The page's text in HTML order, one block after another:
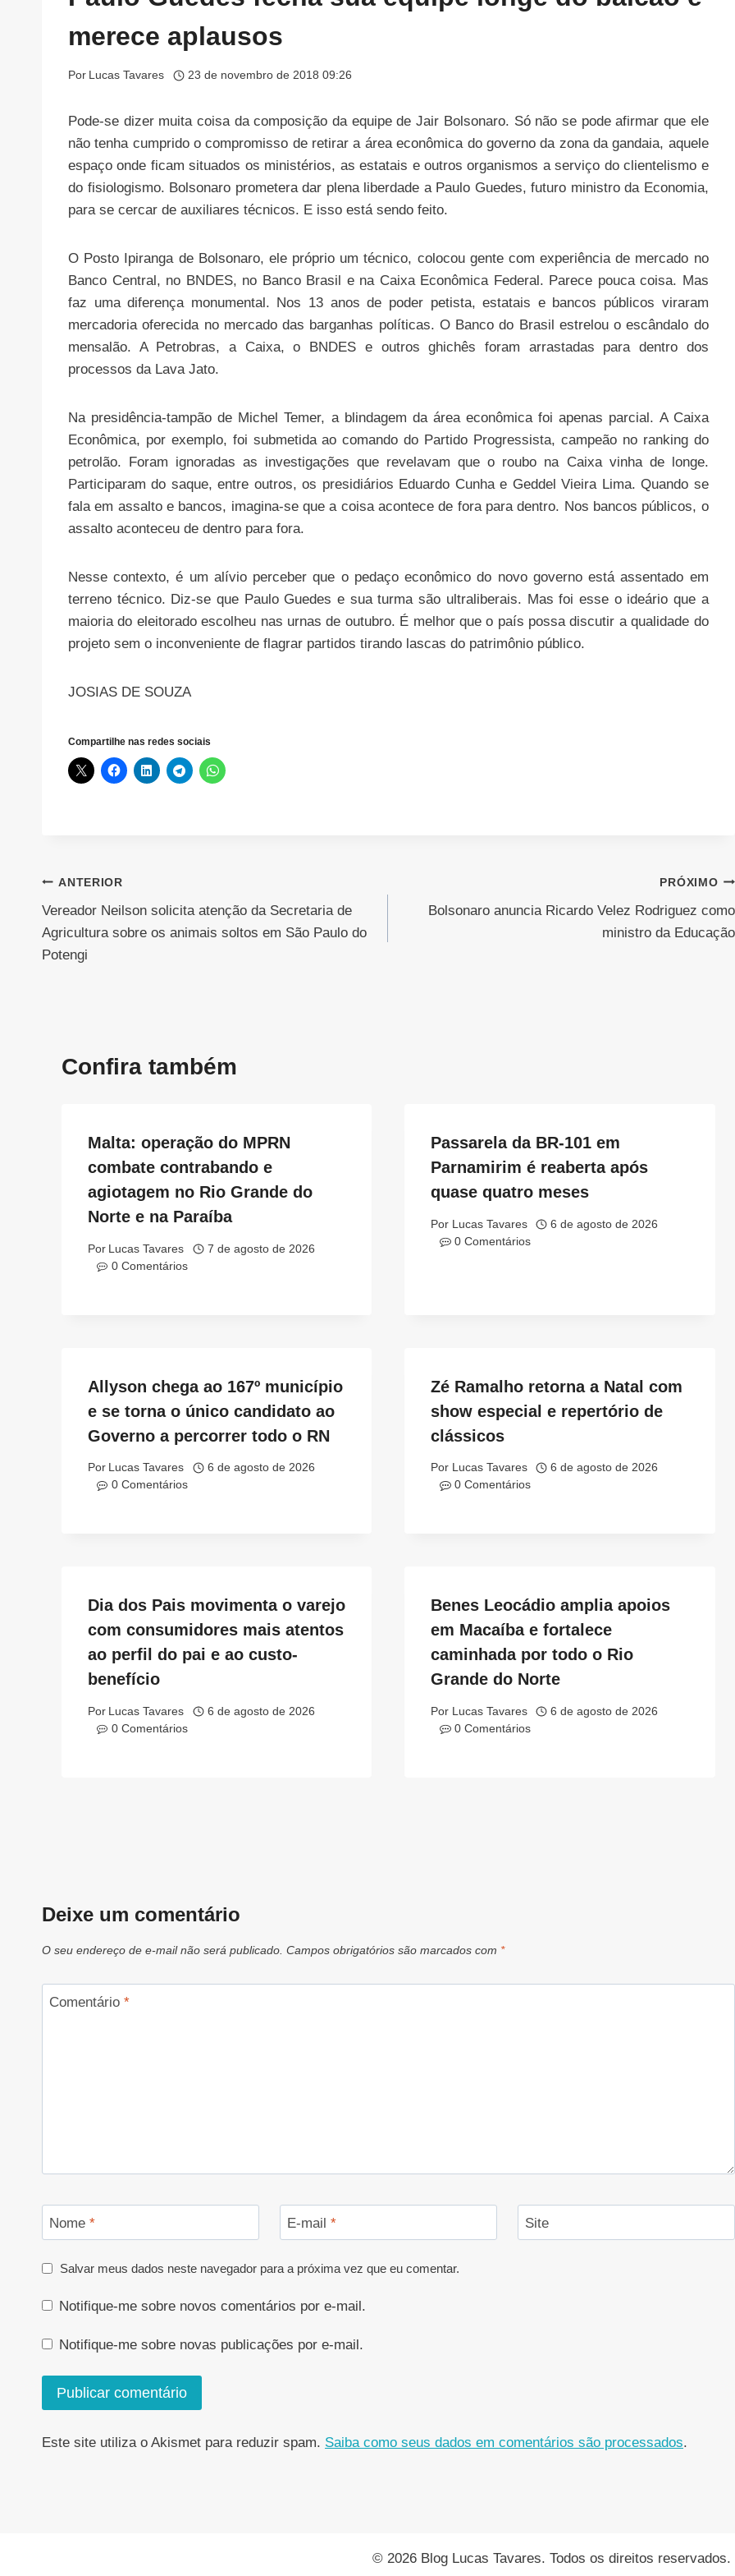
merece aplausos
Por Lucas Tavares 23 de novembro de 2018 09:26
Pode-se dizer muita coisa da composição da equipe de Jair Bolsonaro. Só não se pode afirmar que ele
não tenha cumprido o compromisso de retirar a área econômica do governo da zona da gandaia, aquele
espaço onde ficam situados os ministérios, as estatais e outros organismos a serviço do clientelismo e
do fisiologismo. Bolsonaro prometera dar plena liberdade a Paulo Guedes, futuro ministro da Economia,
para se cercar de auxiliares técnicos. E isso está sendo feito.
O Posto Ipiranga de Bolsonaro, ele próprio um técnico, colocou gente com experiência de mercado no
Banco Central, no BNDES, no Banco Brasil e na Caixa Econômica Federal. Parece pouca coisa. Mas
faz uma diferença monumental. Nos 13 anos de poder petista, estatais e bancos públicos viraram
mercadoria oferecida no mercado das barganhas políticas. O Banco do Brasil estrelou o escândalo do
mensalão. A Petrobras, a Caixa, o BNDES e outros ghichês foram arrastadas para dentro dos
processos da Lava Jato.
Na presidência-tampão de Michel Temer, a blindagem da área econômica foi apenas parcial. A Caixa
Econômica, por exemplo, foi submetida ao comando do Partido Progressista, campeão no ranking do
petrolão. Foram ignoradas as investigações que revelavam que o roubo na Caixa vinha de longe.
Participaram do saque, entre outros, os presidiários Eduardo Cunha e Geddel Vieira Lima. Quando se
fala em assalto e bancos, imagina-se que a coisa acontece de fora para dentro. Nos bancos públicos, o
assalto aconteceu de dentro para fora.
Nesse contexto, é um alívio perceber que o pedaço econômico do novo governo está assentado em
terreno técnico. Diz-se que Paulo Guedes e sua turma são ultraliberais. Mas foi esse o ideário que a
maioria do eleitorado escolheu nas urnas de outubro. É melhor que o país possa discutir a qualidade do
projeto sem o inconveniente de flagrar partidos tirando lascas do patrimônio público.
JOSIAS DE SOUZA
Compartilhe nas redes sociais
Navegação
de
Post
ANTERIOR
Vereador Neilson solicita atenção da Secretaria de
Agricultura sobre os animais soltos em São Paulo do
Potengi
PRÓXIMO
Bolsonaro anuncia Ricardo Velez Rodriguez como
ministro da Educação
Confira também
Malta: operação do MPRN
combate contrabando e
agiotagem no Rio Grande do
Norte e na Paraíba
Por Lucas Tavares
7 de agosto de 2026
0 Comentários
Passarela da BR-101 em
Parnamirim é reaberta após
quase quatro meses
Por Lucas Tavares
6 de agosto de 2026
0 Comentários
Allyson chega ao 167º município
e se torna o único candidato ao
Governo a percorrer todo o RN
Por Lucas Tavares
6 de agosto de 2026
0 Comentários
Zé Ramalho retorna a Natal com
show especial e repertório de
clássicos
Por Lucas Tavares
6 de agosto de 2026
0 Comentários
Dia dos Pais movimenta o varejo
com consumidores mais atentos
ao perfil do pai e ao custo-
benefício
Por Lucas Tavares
6 de agosto de 2026
0 Comentários
Benes Leocádio amplia apoios
em Macaíba e fortalece
caminhada por todo o Rio
Grande do Norte
Por Lucas Tavares
6 de agosto de 2026
0 Comentários
Deixe um comentário
O seu endereço de e-mail não será publicado. Campos obrigatórios são marcados com *
Comentário *
Nome * E-mail * Site
Salvar meus dados neste navegador para a próxima vez que eu comentar.
Notifique-me sobre novos comentários por e-mail.
Notifique-me sobre novas publicações por e-mail.
Este site utiliza o Akismet para reduzir spam. Saiba como seus dados em comentários são processados.
© 2026 Blog Lucas Tavares. Todos os direitos reservados.